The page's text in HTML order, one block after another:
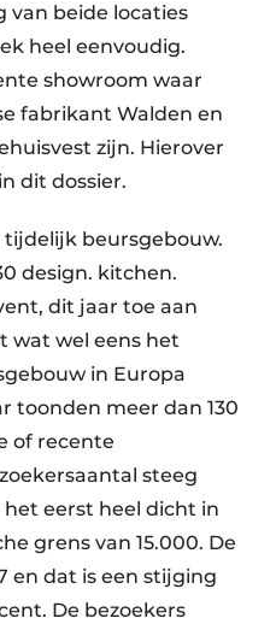
van beide locaties
heel eenvoudig.
showroom waar
fabrikant Walden en
zijn. Hierover
dit dossier.
tijdelijk beursgebouw.
design. kitchen.
dit jaar toe aan
wat wel eens het
in Europa
toonden meer dan 130
of recente
steeg
eerst heel dicht in
grens van 15.000. De
en dat is een stijging
De bezoekers